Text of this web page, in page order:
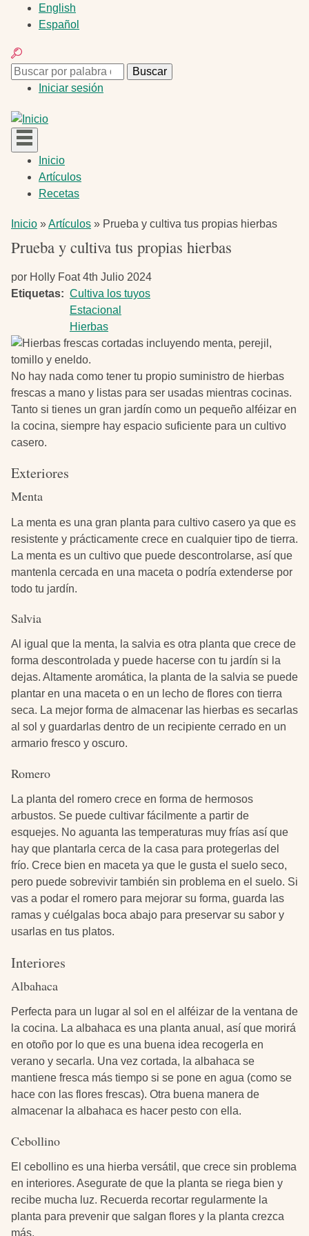
Pasar
principal
English
Español
Buscar
Buscar
Menú
cuenta
de
usuario
Iniciar sesión
Navegación
principal
Inicio
Artículos
Recetas
Ruta
de
navegación
Inicio Artículos Prueba y cultiva tus propias hierbas
Prueba y cultiva tus propias hierbas
por Holly Foat 4th Julio 2024
Etiquetas
Cultiva los tuyos
Estacional
Hierbas
No hay nada como tener tu propio suministro de hierbas
frescas a mano y listas para ser usadas mientras cocinas.
Tanto si tienes un gran jardín como un pequeño alféizar en
la cocina, siempre hay espacio suficiente para un cultivo
casero.
Exteriores
Menta
La menta es una gran planta para cultivo casero ya que es
resistente y prácticamente crece en cualquier tipo de tierra.
La menta es un cultivo que puede descontrolarse, así que
mantenla cercada en una maceta o podría extenderse por
todo tu jardín.
Salvia
Al igual que la menta, la salvia es otra planta que crece de
forma descontrolada y puede hacerse con tu jardín si la
dejas. Altamente aromática, la planta de la salvia se puede
plantar en una maceta o en un lecho de flores con tierra
seca. La mejor forma de almacenar las hierbas es secarlas
al sol y guardarlas dentro de un recipiente cerrado en un
armario fresco y oscuro.
Romero
La planta del romero crece en forma de hermosos
arbustos. Se puede cultivar fácilmente a partir de
esquejes. No aguanta las temperaturas muy frías así que
hay que plantarla cerca de la casa para protegerlas del
frío. Crece bien en maceta ya que le gusta el suelo seco,
pero puede sobrevivir también sin problema en el suelo. Si
vas a podar el romero para mejorar su forma, guarda las
ramas y cuélgalas boca abajo para preservar su sabor y
usarlas en tus platos.
Interiores
Albahaca
Perfecta para un lugar al sol en el alféizar de la ventana de
la cocina. La albahaca es una planta anual, así que morirá
en otoño por lo que es una buena idea recogerla en
verano y secarla. Una vez cortada, la albahaca se
mantiene fresca más tiempo si se pone en agua (como se
hace con las flores frescas). Otra buena manera de
almacenar la albahaca es hacer pesto con ella.
Cebollino
El cebollino es una hierba versátil, que crece sin problema
en interiores. Asegurate de que la planta se riega bien y
recibe mucha luz. Recuerda recortar regularmente la
planta para prevenir que salgan flores y la planta crezca
más.